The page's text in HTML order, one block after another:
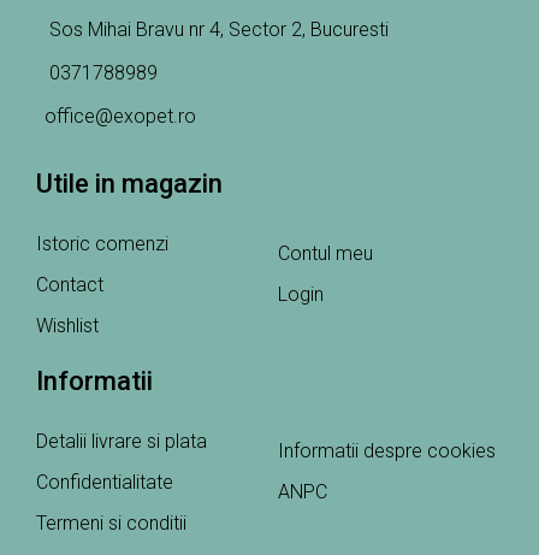
Sos Mihai Bravu nr 4, Sector 2, Bucuresti
0371788989
office@exopet.ro
Utile in magazin
Istoric comenzi
Contact
Wishlist
Contul meu
Login
Informatii
Detalii livrare si plata
Confidentialitate
Termeni si conditii
Informatii despre cookies
ANPC